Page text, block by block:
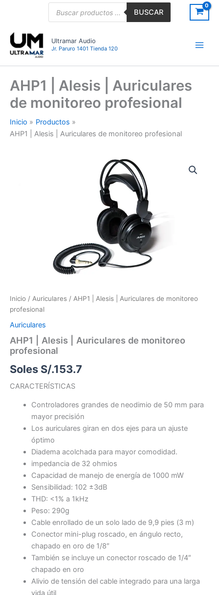
BUSCAR
Ultramar Audio
Jr. Paruro 1401 Tienda 120
AHP1 | Alesis | Auriculares
de monitoreo profesional
Inicio
Productos
AHP1 | Alesis | Auriculares de monitoreo profesional
Inicio / Auriculares / AHP1 | Alesis | Auriculares de monitoreo
profesional
Auriculares
AHP1 | Alesis | Auriculares de monitoreo
profesional
Soles S/.153.7
CARACTERÍSTICAS
Controladores grandes de neodimio de 50 mm para
mayor precisión
Los auriculares giran en dos ejes para un ajuste
óptimo
Diadema acolchada para mayor comodidad.
impedancia de 32 ohmios
Capacidad de manejo de energía de 1000 mW
Sensibilidad: 102 ±3dB
THD: <1% a 1kHz
Peso: 290g
Cable enrollado de un solo lado de 9,9 pies (3 m)
Conector mini-plug roscado, en ángulo recto,
chapado en oro de 1/8″
También se incluye un conector roscado de 1/4″
chapado en oro
Alivio de tensión del cable integrado para una larga
vida útil